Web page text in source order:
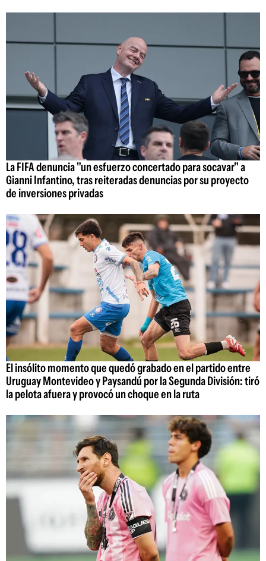
La FIFA denuncia "un esfuerzo concertado para socavar" a
Gianni Infantino, tras reiteradas denuncias por su proyecto
de inversiones privadas
El insólito momento que quedó grabado en el partido entre
Uruguay Montevideo y Paysandú por la Segunda División: tiró
la pelota afuera y provocó un choque en la ruta